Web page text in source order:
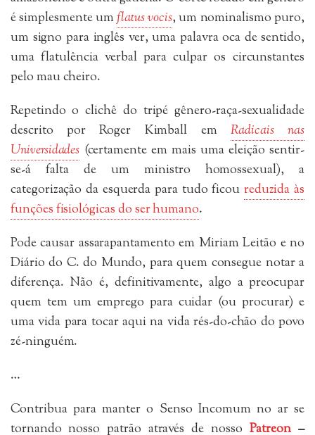
é simplesmente umflatus vocis, um nominalismo puro,
um signo para inglês ver, uma palavra oca de sentido,
uma flatulência verbal para culpar os circunstantes
pelo mau cheiro.
Repetindo o clichê do tripé gênero-raça-sexualidade
descrito por Roger Kimball emRadicais nas
Universidades (certamente em mais uma eleição sentir-
se-á falta de um ministro homossexual), a
categorização da esquerda para tudo ficou reduzida às
funções fisiológicas do ser humano.
Pode causar assarapantamento em Miriam Leitão e no
Diário do C. do Mundo, para quem consegue notar a
diferença. Não é, definitivamente, algo a preocupar
quem tem um emprego para cuidar (ou procurar) e
uma vida para tocar aqui na vida rés-do-chão do povo
zé-ninguém.
…
Contribua para manter o Senso Incomum no ar se
tornando nosso patrão através de nosso Patreon–